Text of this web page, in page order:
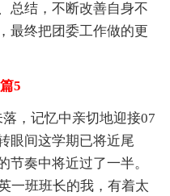
总结，不断改善自身不
最终把团委工作做的更
5
，记忆中亲切地迎接07
眼间这学期已将近尾
节奏中将近过了一半。
一班班长的我，有着太